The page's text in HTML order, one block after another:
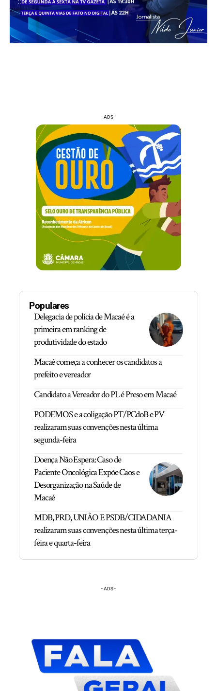
- ADS -
Populares
Delegacia de polícia de Macaé é a
primeira em ranking de
produtividade do estado
Macaé começa a conhecer os candidatos a
prefeito e vereador
Candidato a Vereador do PL é Preso em Macaé
PODEMOS e a coligação PT/PCdoB e PV
realizaram suas convenções nesta última
segunda-feira
Doença Não Espera: Caso de
Paciente Oncológica Expõe Caos e
Desorganização na Saúde de
Macaé
MDB, PRD, UNIÃO E PSDB/CIDADANIA
realizaram suas convenções nesta última terça-
feira e quarta-feira
- ADS -